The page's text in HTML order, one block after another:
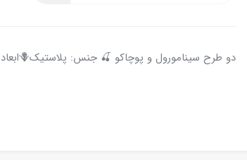
دو طرح سینامورول و پوچاکو 🍒 جنس: پلاستیک🪻ابعاد: ۳۰ × ۲۵ سانتی متر 🌸